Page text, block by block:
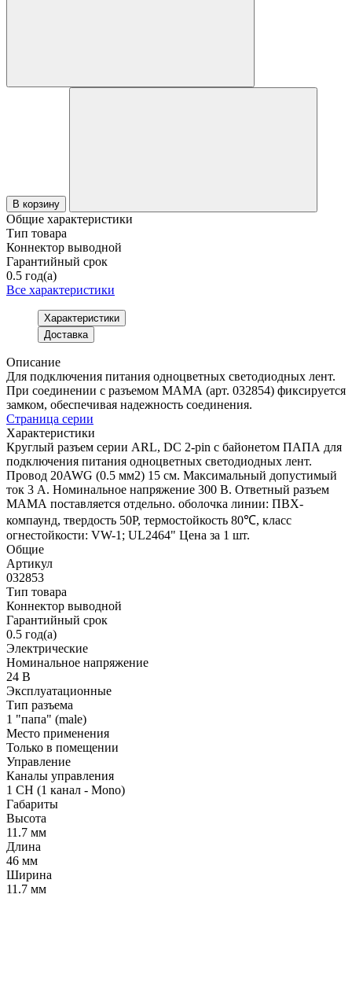
В корзину
Общие характеристики
Тип товара
Коннектор выводной
Гарантийный срок
0.5 год(а)
Все характеристики
Характеристики
Доставка
Описание
Для подключения питания одноцветных светодиодных лент.
При соединении с разъемом МАМА (арт. 032854) фиксируется
замком, обеспечивая надежность соединения.
Страница серии
Характеристики
Круглый разъем серии ARL, DC 2-pin с байонетом ПАПА для
подключения питания одноцветных светодиодных лент.
Провод 20AWG (0.5 мм2) 15 см. Максимальный допустимый
ток 3 А. Номинальное напряжение 300 В. Ответный разъем
МАМА поставляется отдельно. оболочка линии: ПВХ-
компаунд, твердость 50P, термостойкость 80℃, класс
огнестойкости: VW-1; UL2464" Цена за 1 шт.
Общие
Артикул
032853
Тип товара
Коннектор выводной
Гарантийный срок
0.5 год(а)
Электрические
Номинальное напряжение
24 В
Эксплуатационные
Тип разъема
1 "папа" (male)
Место применения
Только в помещении
Управление
Каналы управления
1 CH (1 канал - Mono)
Габариты
Высота
11.7 мм
Длина
46 мм
Ширина
11.7 мм